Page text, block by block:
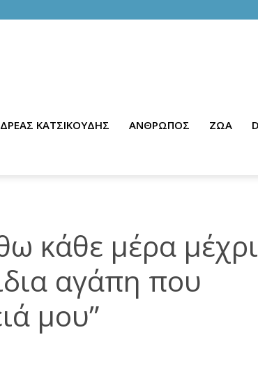
ΚΑΤΣΙΚΟΥΔΗΣ ΑΝΘΡΩΠΟΣ ΖΩΑ
κάθε μέρα μέχρι
αγάπη που
μου”